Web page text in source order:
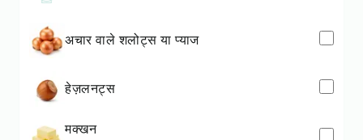
अचार वाले शलोट्स या प्याज
हेज़लनट्स
मक्खन